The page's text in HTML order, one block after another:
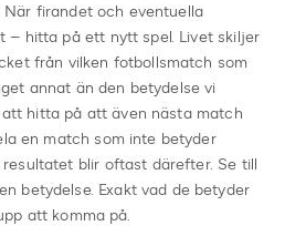
När firandet och eventuella
– hitta på ett nytt spel. Livet skiljer
från vilken fotbollsmatch som
annat än den betydelse vi
hitta på att även nästa match
en match som inte betyder
blir oftast därefter. Se till
betydelse. Exakt vad de betyder
att komma på.